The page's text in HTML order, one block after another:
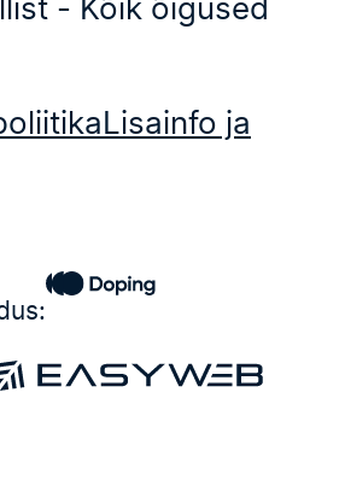
- Kõik õigused
Lisainfo ja